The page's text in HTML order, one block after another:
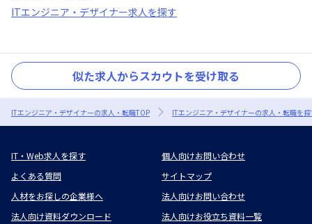
ITエンジニア・デザイナー求人を探す
似た求人からスカウトを受け取る
ITエンジニア・デザイナーの求人・転職TOP ITエンジニア・デザイナーの求人・転職を
IT・Web求人を探す
個人向けお問い合わせ
よくある質問
サイトマップ
人材をお探しの企業様へ
法人向けお問い合わせ
法人向け資料ダウンロード
法人向けお役立ち資料一覧